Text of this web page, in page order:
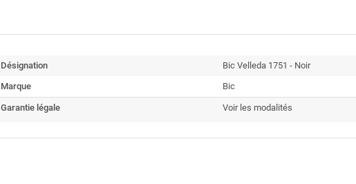
Désignation
Bic Velleda 1751 - Noir
Marque
Bic
Garantie légale Voir les modalités